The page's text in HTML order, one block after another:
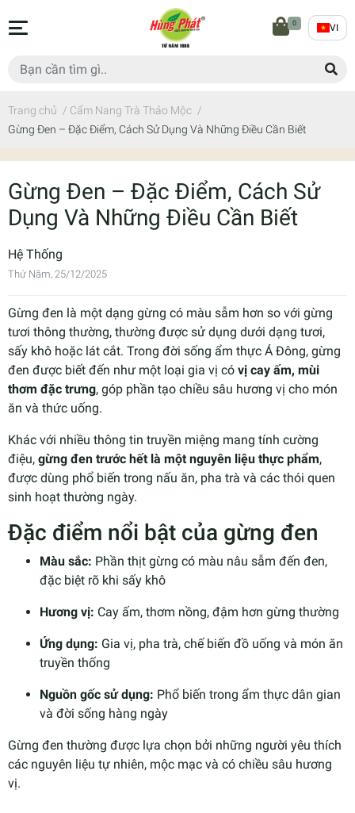
0 VI
Trang chủ / Cẩm Nang Trà Thảo Mộc /
Gừng Đen – Đặc Điểm, Cách Sử Dụng Và Những Điều Cần Biết
Gừng Đen – Đặc Điểm, Cách Sử
Dụng Và Những Điều Cần Biết
Hệ Thống
Thứ Năm, 25/12/2025
Gừng đen là một dạng gừng có màu sẫm hơn so với gừng
tươi thông thường, thường được sử dụng dưới dạng tươi,
sấy khô hoặc lát cắt. Trong đời sống ẩm thực Á Đông, gừng
đen được biết đến như một loại gia vị có vị cay ấm, mùi
thơm đặc trưng, góp phần tạo chiều sâu hương vị cho món
ăn và thức uống.
Khác với nhiều thông tin truyền miệng mang tính cường
điệu, gừng đen trước hết là một nguyên liệu thực phẩm,
được dùng phổ biến trong nấu ăn, pha trà và các thói quen
sinh hoạt thường ngày.
Đặc điểm nổi bật của gừng đen
Màu sắc: Phần thịt gừng có màu nâu sẫm đến đen,
đặc biệt rõ khi sấy khô
Hương vị: Cay ấm, thơm nồng, đậm hơn gừng thường
Ứng dụng: Gia vị, pha trà, chế biến đồ uống và món ăn
truyền thống
Nguồn gốc sử dụng: Phổ biến trong ẩm thực dân gian
và đời sống hàng ngày
Gừng đen thường được lựa chọn bởi những người yêu thích
các nguyên liệu tự nhiên, mộc mạc và có chiều sâu hương
vị.